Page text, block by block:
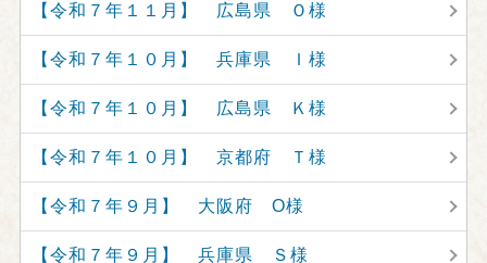
【令和７年１１月】 広島県 Ｏ様
【令和７年１０月】 兵庫県 Ｉ様
【令和７年１０月】 広島県 Ｋ様
【令和７年１０月】 京都府 Ｔ様
【令和７年９月】 大阪府 O様
【令和７年９月】 兵庫県 Ｓ様